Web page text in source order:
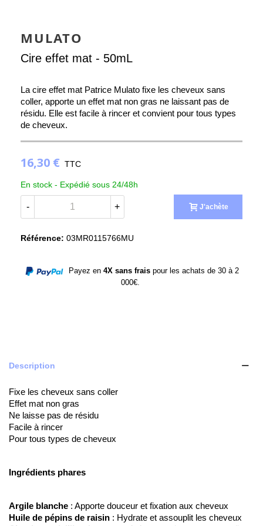
MULATO
Cire effet mat - 50mL
La cire effet mat Patrice Mulato fixe les cheveux sans
coller, apporte un effet mat non gras ne laissant pas de
résidu. Elle est facile à rincer et convient pour tous types
de cheveux.
16,30 € TTC
En stock - Expédié sous 24/48h
- + J'achète
Référence: 03MR0115766MU
Payez en 4X sans fraispour les achats de 30 à 2
000€.
Description
Fixe les cheveux sans coller
Effet mat non gras
Ne laisse pas de résidu
Facile à rincer
Pour tous types de cheveux
Ingrédients phares
Argile blanche : Apporte douceur et fixation aux cheveux
Huile de pépins de raisin : Hydrate et assouplit les cheveux